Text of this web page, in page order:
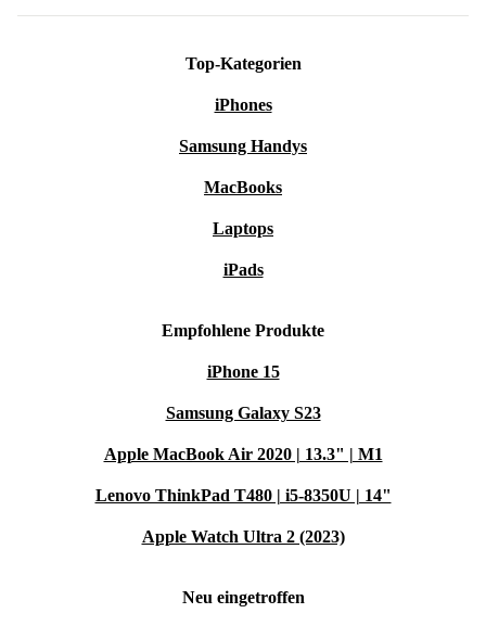
Top-Kategorien
iPhones
Samsung Handys
MacBooks
Laptops
iPads
Empfohlene Produkte
iPhone 15
Samsung Galaxy S23
Apple MacBook Air 2020 | 13.3" | M1
Lenovo ThinkPad T480 | i5-8350U | 14"
Apple Watch Ultra 2 (2023)
Neu eingetroffen